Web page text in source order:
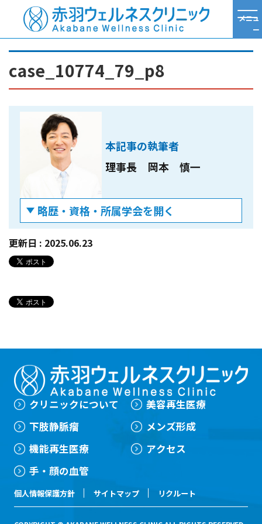
メニュ
ー
case_10774_79_p8
本記事の執筆者
理事長
岡本 慎一
略歴・資格・所属学会を開く
略歴
2002年
京都府立医科大学 卒業
2002年
2015年
資格
医学博士
下肢静脈瘤血管内焼灼術指導医
日本脈管学会 脈管専門医
日本整形外科学会 専門医
弾性ストッキング・コンダクター
所属学会
日本再生医療学会
日本脈管学会
日本整形外科学会
更新日 : 2025.06.23
クリニックについて
下肢静脈瘤
機能再生医療
手・顔の血管
美容再生医療
メンズ形成
アクセス
個人情報保護方針 サイトマップ リクルート